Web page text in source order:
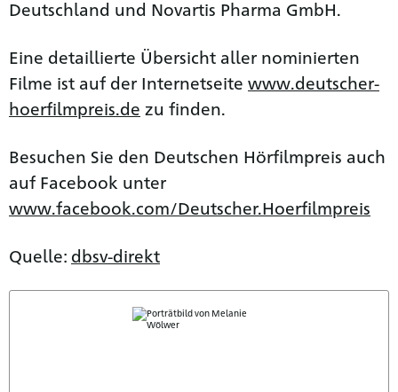
Deutschland und Novartis Pharma GmbH.
Eine detaillierte Übersicht aller nominierten
Filme ist auf der Internetseite www.deutscher-
hoerfilmpreis.de zu finden.
Besuchen Sie den Deutschen Hörfilmpreis auch
auf Facebook unter
www.facebook.com/Deutscher.Hoerfilmpreis
Quelle: dbsv-direkt